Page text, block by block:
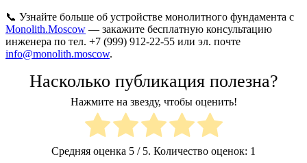
📞 Узнайте больше об устройстве монолитного фундамента с
Monolith.Moscow — закажите бесплатную консультацию
инженера по тел. +7 (999) 912-22-55 или эл. почте
info@monolith.moscow.
Насколько публикация полезна?
Нажмите на звезду, чтобы оценить!
Средняя оценка 5 / 5. Количество оценок: 1